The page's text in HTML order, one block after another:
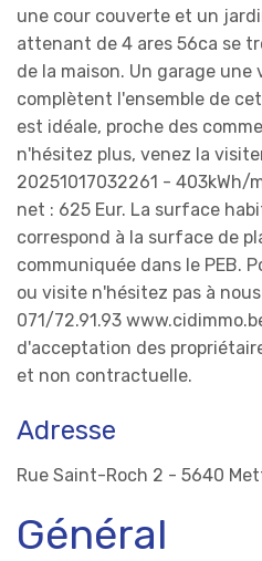
une cour couverte et un
attenant de 4 ares 56ca se
de la maison. Un garage
complètent l'ensemble de
est idéale, proche des
n'hésitez plus, venez la
20251017032261 - 403kWh/
net : 625 Eur. La surface
correspond à la surface de
communiquée dans le PEB.
ou visite n'hésitez pas à
071/72.91.93
d'acceptation des
et non contractuelle.
Adresse
Rue Saint-Roch 2 - 5640
Général